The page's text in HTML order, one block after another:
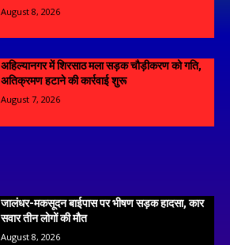
August 8, 2026
अहिल्यानगर में शिरसाठ मला सड़क चौड़ीकरण को गति,
अतिक्रमण हटाने की कार्रवाई शुरू
August 7, 2026
जालंधर-मकसूदन बाईपास पर भीषण सड़क हादसा, कार
सवार तीन लोगों की मौत
August 8, 2026